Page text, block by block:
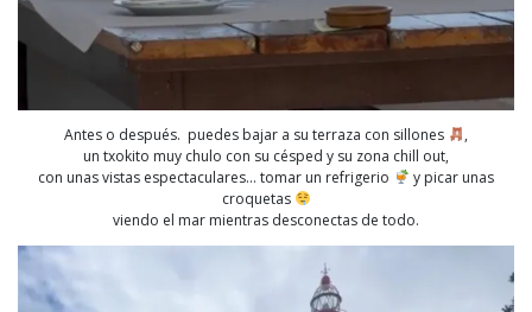
Antes o después. puedes bajar a su terraza con sillones
,
un txokito muy chulo con su césped y su zona chill out,
con unas vistas espectaculares… tomar un refrigerio
y picar unas
croquetas
viendo el mar mientras desconectas de todo.